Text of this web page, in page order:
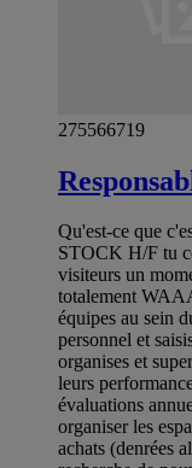
275566719
Qu'est-ce que
STOCK H/F tu
visiteurs un
totalement
équipes au sein
personnel et
organises et
leurs
évaluations
organiser les
achats (denrées